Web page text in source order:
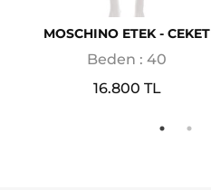
MOSCHINO ETEK - CEKET
Beden : 40
16.800 TL